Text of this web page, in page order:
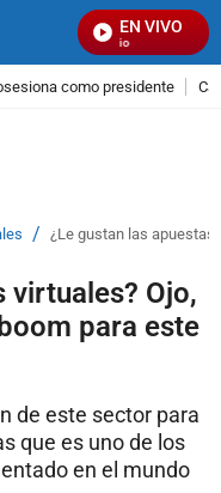
EN VIVO
como presidente
/ ¿Le gustan las apuestas
virtuales? Ojo,
para este
de este sector para
que es uno de los
en el mundo